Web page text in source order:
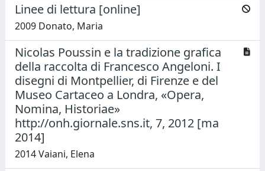
Linee di lettura [online]
2009 Donato, Maria
Nicolas Poussin e la tradizione grafica
della raccolta di Francesco Angeloni. I
disegni di Montpellier, di Firenze e del
Museo Cartaceo a Londra, «Opera,
Nomina, Historiae»
http://onh.giornale.sns.it, 7, 2012 [ma
2014]
2014 Vaiani, Elena